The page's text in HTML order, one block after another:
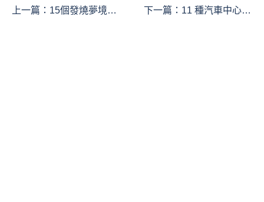
上一篇： 15個發燒夢境含
下一篇： 11 種汽車中心夢